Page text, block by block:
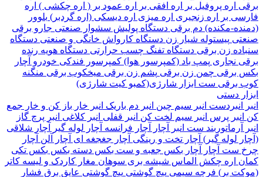
اره پروفیل براره افقی براره عمود بر ( اره چکشی )اره
براره زنجیریاره میزیاره دیسکی (اره گردبر)بلوور
مکنده)دم برقی دستگاه پولیشسشوار صنعتیجارو برقی
پیستولهشیار زندستگاه کارواش خانگی و صنعتیدستگاه
زن برقی دستگاه تفنگ چسب حرارتی دستگاه هویه رنده
نجاریپمپ باد (کمپرسور هوا) کمپرسور فندکی خودروآچار
چمن زن برقی پشم زن برقی میخکوب برقی منگنه
ست ابزار شارژی(کمبو کیت شارژی)
دستی
انبر سیم چین انبر دم باریکانبر خار باز کن و خار جمع
پرس انبر سیم لخت کنانبر قفلی انبر کلاغیانبر پرچگاز
ست انبرآچار آچار فرانسه آچار لوله گیرآچار شلاقی
لوله گیر)آچار تخت و رینگی آچار جغجغه ایآچار آلنآچار
ست آچارآچار بکس جعبه و ست بکس دسته بکس بکس تکی
ارهچکشالماس شیشه بریسوهانمغار کاردک و لیسه کاتر
بر)فرچه سیمیپیچ‌ گوشتیپیچ گوشتی عایق برق فشار